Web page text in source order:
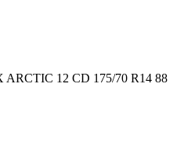
12 CD 175/70 R14 88